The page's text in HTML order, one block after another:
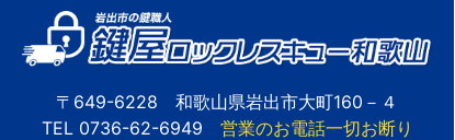
〒649-6228 和歌山県岩出市大町160－４
TEL 0736-62-6949 営業のお電話一切お断り